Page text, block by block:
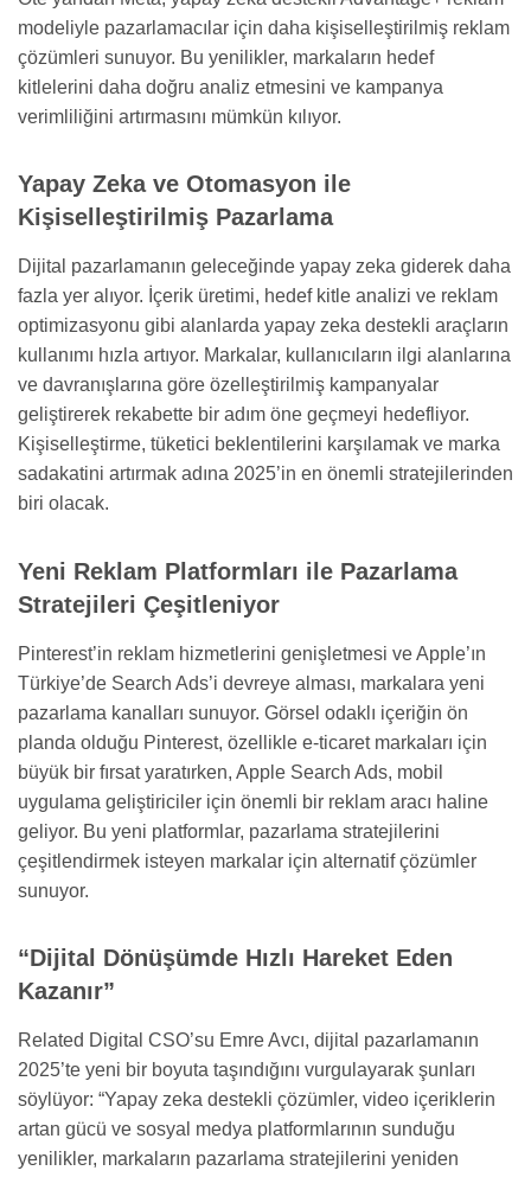
modeliyle pazarlamacılar için daha kişiselleştirilmiş reklam
çözümleri sunuyor. Bu yenilikler, markaların hedef
kitlelerini daha doğru analiz etmesini ve kampanya
verimliliğini artırmasını mümkün kılıyor.
Yapay Zeka ve Otomasyon ile
Kişiselleştirilmiş Pazarlama
Dijital pazarlamanın geleceğinde yapay zeka giderek daha
fazla yer alıyor. İçerik üretimi, hedef kitle analizi ve reklam
optimizasyonu gibi alanlarda yapay zeka destekli araçların
kullanımı hızla artıyor. Markalar, kullanıcıların ilgi alanlarına
ve davranışlarına göre özelleştirilmiş kampanyalar
geliştirerek rekabette bir adım öne geçmeyi hedefliyor.
Kişiselleştirme, tüketici beklentilerini karşılamak ve marka
sadakatini artırmak adına 2025’in en önemli stratejilerinden
biri olacak.
Yeni Reklam Platformları ile Pazarlama
Stratejileri Çeşitleniyor
Pinterest’in reklam hizmetlerini genişletmesi ve Apple’ın
Türkiye’de Search Ads’i devreye alması, markalara yeni
pazarlama kanalları sunuyor. Görsel odaklı içeriğin ön
planda olduğu Pinterest, özellikle e-ticaret markaları için
büyük bir fırsat yaratırken, Apple Search Ads, mobil
uygulama geliştiriciler için önemli bir reklam aracı haline
geliyor. Bu yeni platformlar, pazarlama stratejilerini
çeşitlendirmek isteyen markalar için alternatif çözümler
sunuyor.
“Dijital Dönüşümde Hızlı Hareket Eden
Kazanır”
Related Digital CSO’su Emre Avcı, dijital pazarlamanın
2025’te yeni bir boyuta taşındığını vurgulayarak şunları
söylüyor: “Yapay zeka destekli çözümler, video içeriklerin
artan gücü ve sosyal medya platformlarının sunduğu
yenilikler, markaların pazarlama stratejilerini yeniden